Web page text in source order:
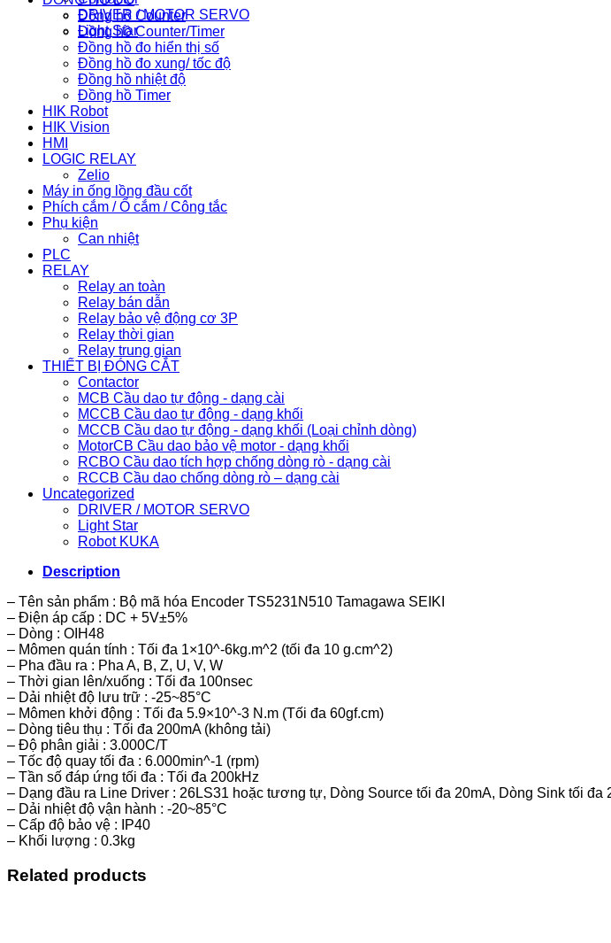
DRIVER / MOTOR SERVO
Light Star
Đồng hồ Counter
Đồng hồ Counter/Timer
Đồng hồ đo hiển thị số
Đồng hồ đo xung/ tốc độ
Đồng hồ nhiệt độ
Đồng hồ Timer
HIK Robot
HIK Vision
HMI
LOGIC RELAY
Zelio
Máy in ống lồng đầu cốt
Phích cắm / Ổ cắm / Công tắc
Phụ kiện
Can nhiệt
PLC
RELAY
Relay an toàn
Relay bán dẫn
Relay bảo vệ động cơ 3P
Relay thời gian
Relay trung gian
THIẾT BỊ ĐÓNG CẮT
Contactor
MCB Cầu dao tự động - dạng cài
MCCB Cầu dao tự động - dạng khối
MCCB Cầu dao tự động - dạng khối (Loại chỉnh dòng)
MotorCB Cầu dao bảo vệ motor - dạng khối
RCBO Cầu dao tích hợp chống dòng rò - dạng cài
RCCB Cầu dao chống dòng rò – dạng cài
Uncategorized
DRIVER / MOTOR SERVO
Light Star
Robot KUKA
Description
– Tên sản phẩm : Bộ mã hóa Encoder TS5231N510 Tamagawa SEIKI
– Điện áp cấp : DC + 5V±5%
– Dòng : OIH48
– Mômen quán tính : Tối đa 1×10^-6kg.m^2 (tối đa 10 g.cm^2)
– Pha đầu ra : Pha A, B, Z, U, V, W
– Thời gian lên/xuống : Tối đa 100nsec
– Dải nhiệt độ lưu trữ : -25~85°C
– Mômen khởi động : Tối đa 5.9×10^-3 N.m (Tối đa 60gf.cm)
– Dòng tiêu thụ : Tối đa 200mA (không tải)
– Độ phân giải : 3.000C/T
– Tốc độ quay tối đa : 6.000min^-1 (rpm)
– Tần số đáp ứng tối đa : Tối đa 200kHz
– Dạng đầu ra Line Driver : 26LS31 hoặc tương tự, Dòng Source tối đa 20mA, Dòng Sink tối đa
– Dải nhiệt độ vận hành : -20~85°C
– Cấp độ bảo vệ : IP40
– Khối lượng : 0.3kg
Related products